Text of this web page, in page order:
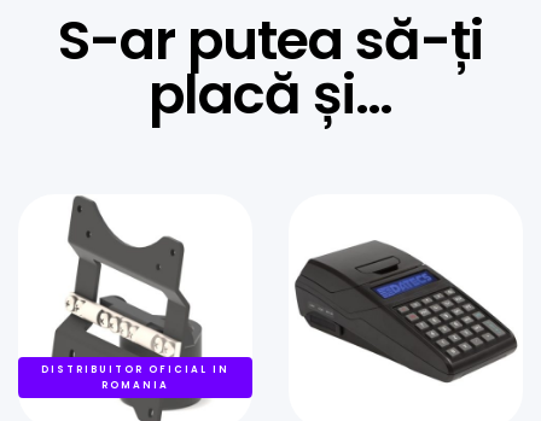
S-ar putea să-ți
placă și…
DISTRIBUITOR OFICIAL IN
ROMANIA